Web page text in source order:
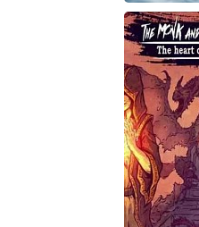
Red Barton